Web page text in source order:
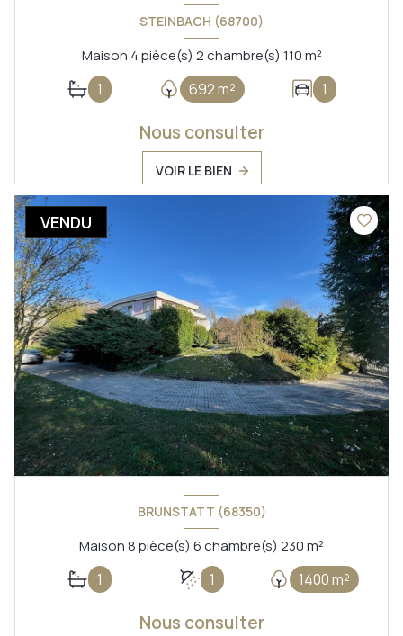
STEINBACH (68700)
Maison 4 pièce(s) 2 chambre(s) 110 m²
1 692 m² 1
Nous consulter
VOIR LE BIEN
VENDU
BRUNSTATT (68350)
Maison 8 pièce(s) 6 chambre(s) 230 m²
1 1 1400 m²
Nous consulter